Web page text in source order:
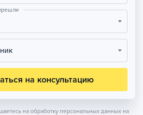
на консультацию
на обработку персональных данных на